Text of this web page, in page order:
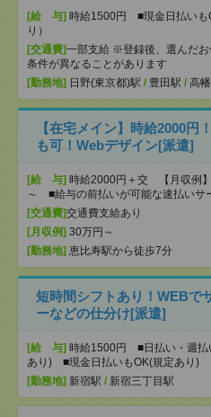
[給 与] 時給1500円 ■現金日払いも
り）
[交通費]一部支給 ※登録後、選んだお
条件が異なることがあります
[勤務地] 日野(東京都)駅 / 豊田駅 / 高
【在宅メイン】時給2000
も可！Webデザイン[派遣]
[給 与] 時給2000円＋交 【月収例
～ ■給与の前払いが可能な速払いサ
[交通費]交通費支給あり
[月収例] 30万円～
[勤務地] 恵比寿駅から徒歩7分
短時間シフトあり！WEBで
ーなどの仕分け[派遣]
[給 与] 時給1500円 ■日払い・週払
あり) ■現金日払いもOK(規定あり)
[勤務地] 新宿駅 / 新宿三丁目駅